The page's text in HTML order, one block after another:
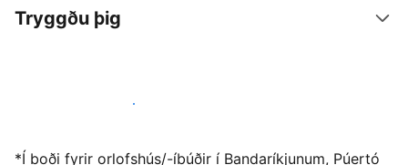
Tryggðu þig
Vertu gestgjafi hjá okkur í dag
*Í boði fyrir orlofshús/-íbúðir í Bandaríkjunum, Púertó